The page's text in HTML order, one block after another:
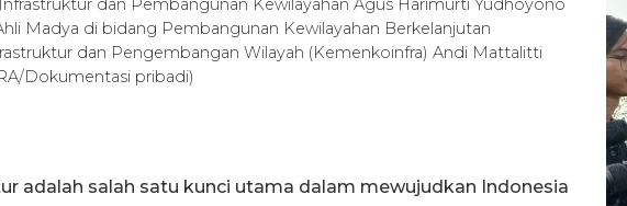
dan Pembangunan Kewilayahan Agus Harimurti Yudhoyono
Madya di bidang Pembangunan Kewilayahan Berkelanjutan
dan Pengembangan Wilayah (Kemenkoinfra) Andi Mattalitti
Dokumentasi pribadi)
adalah salah satu kunci utama dalam mewujudkan Indonesia